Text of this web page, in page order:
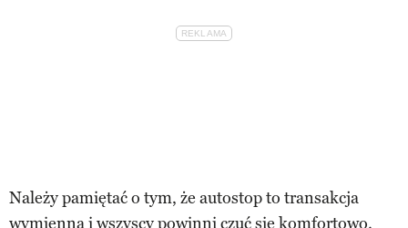
Należy pamiętać o tym, że autostop to transakcja
wymienna i wszyscy powinni czuć się komfortowo.